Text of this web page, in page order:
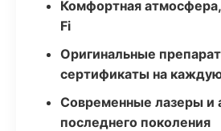
Комфортная
Fi
Оригинальные
сертификаты на
Современные лазеры и
последнего поколения